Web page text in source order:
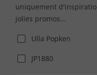
uniquement
jolies promos...
Ulla Popken
JP1880